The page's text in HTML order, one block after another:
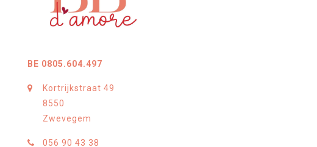
BE 0805.604.497
Kortrijkstraat 49
8550
Zwevegem
056 90 43 38